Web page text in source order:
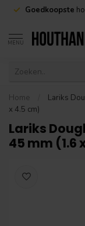
Goedkoopste
MENU
Home
Lariks
x 4.5 cm)
Lariks
45 mm (1.6